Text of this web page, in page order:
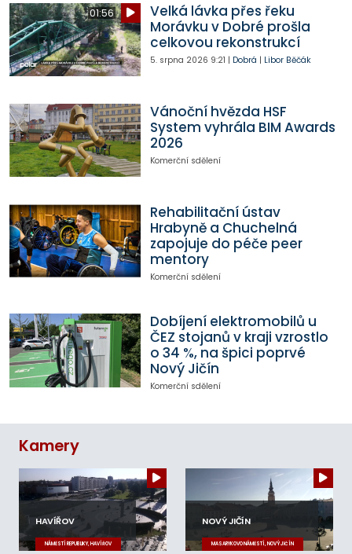
01:56
Velká lávka přes řeku
Morávku v Dobré prošla
celkovou rekonstrukcí
5. srpna 2026 9:21 | Dobrá | Libor Běčák
Vánoční hvězda HSF
System vyhrála BIM Awards
2026
Komerční sdělení
Rehabilitační ústav
Hrabyně a Chuchelná
zapojuje do péče peer
mentory
Komerční sdělení
Dobíjení elektromobilů u
ČEZ stojanů v kraji vzrostlo
o 34 %, na špici poprvé
Nový Jičín
Komerční sdělení
Kamery
HAVÍŘOV
NÁMĚSTÍ REPUBLIKY, HAVÍŘOV
NOVÝ JIČÍN
MASARYKOVO NÁMĚSTÍ, NOVÝ JIČÍN